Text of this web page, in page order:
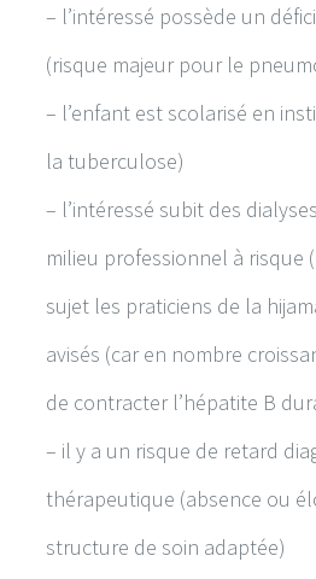
– l’intéressé possède un
(risque majeur pour le
– l’enfant est scolarisé en
la tuberculose)
– l’intéressé subit des
milieu professionnel à risque
sujet les praticiens de la
avisés (car en nombre
de contracter l’hépatite B
– il y a un risque de retard
thérapeutique (absence ou
structure de soin adaptée)